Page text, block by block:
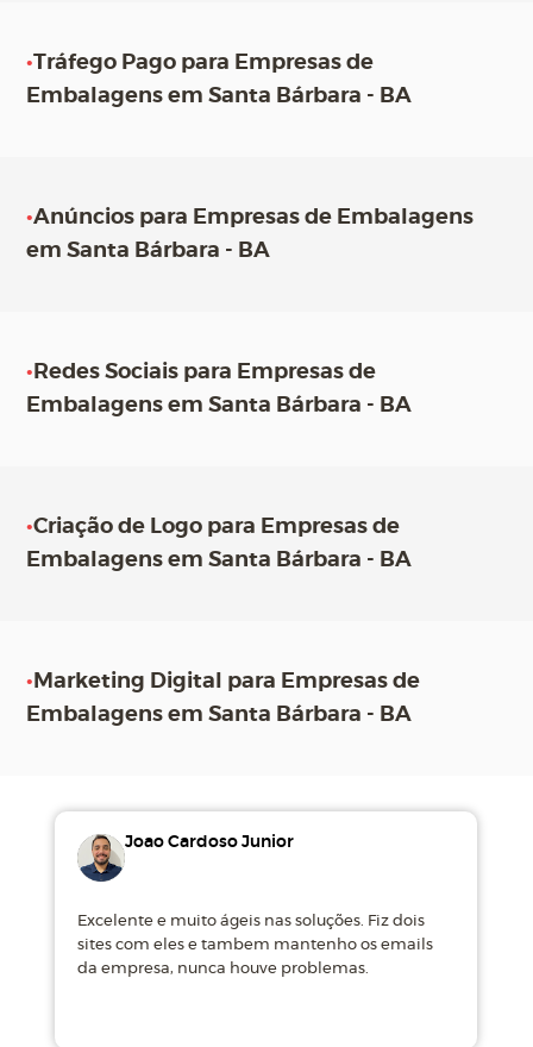
•Tráfego Pago para Empresas de
Embalagens em Santa Bárbara - BA
•Anúncios para Empresas de Embalagens
em Santa Bárbara - BA
• Redes Sociais para Empresas de
Embalagens em Santa Bárbara - BA
•Criação de Logo para Empresas de
Embalagens em Santa Bárbara - BA
• Marketing Digital para Empresas de
Embalagens em Santa Bárbara - BA
Joao Cardoso Junior
Excelente e muito ágeis nas soluções. Fiz dois
sites com eles e tambem mantenho os emails
da empresa, nunca houve problemas.